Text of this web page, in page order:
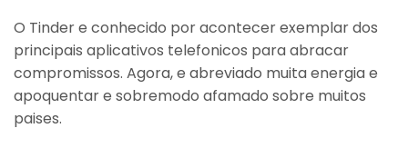
O Tinder e conhecido por acontecer exemplar dos
principais aplicativos telefonicos para abracar
compromissos. Agora, e abreviado muita energia e
apoquentar e sobremodo afamado sobre muitos
paises.